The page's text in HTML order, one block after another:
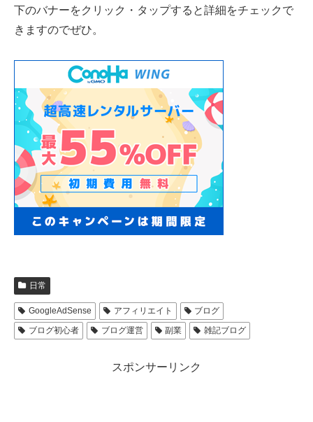
下のバナーをクリック・タップすると詳細をチェックで
きますのでぜひ。
日常
GoogleAdSense アフィリエイト
ブログ
ブログ初心者
ブログ運営 副業 雑記ブログ
スポンサーリンク